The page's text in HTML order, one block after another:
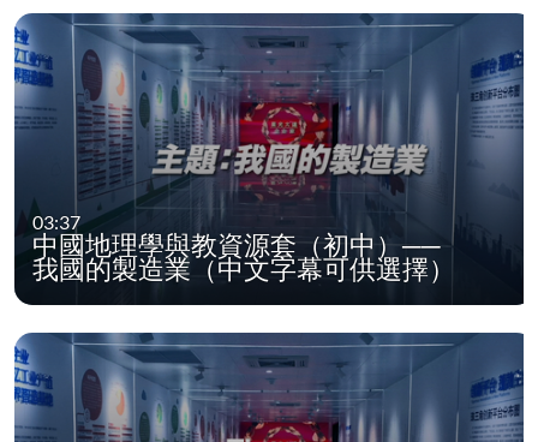
03:37
中國地理學與教資源套（初中）──
我國的製造業（中文字幕可供選擇）